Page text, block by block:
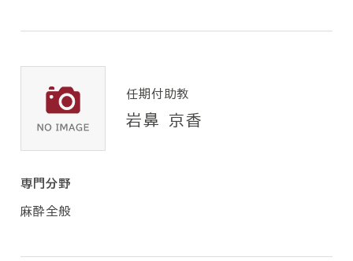
任期付助教
岩鼻 京香
専門分野
麻酔全般